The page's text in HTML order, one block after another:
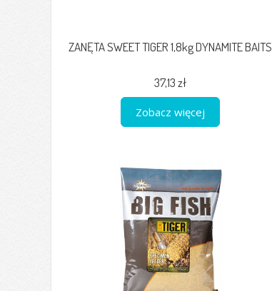
ZANĘTA SWEET TIGER 1,8kg DYNAMITE BAITS
37,13 zł
Zobacz więcej